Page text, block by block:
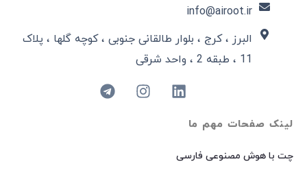
لینک صفحات مهم ما
چت با هوش مصنوعی فارسی
info@airoot.ir
البرز ، کرج ، بلوار طالقانی جنوبی ، کوچه گلها ، پلاک
11 ، طبقه 2 ، واحد شرقی